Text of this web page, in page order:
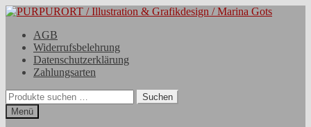
Zur
springen
Zum
springenAGB
Widerrufsbelehrung
Datenschutzerklärung
Zahlungsarten
Suchen
nach:
Suchen
Menü